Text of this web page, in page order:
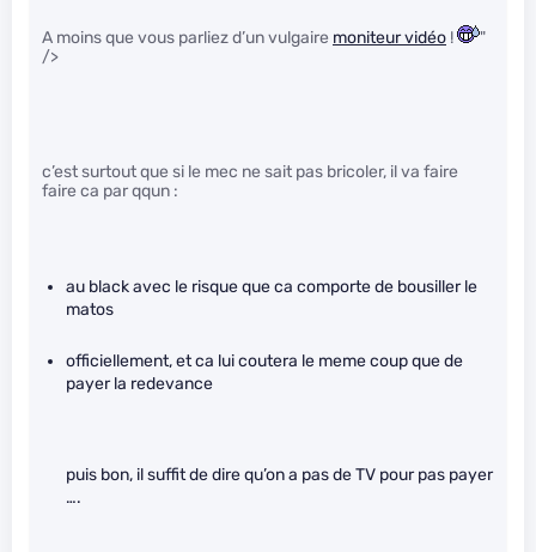
A moins que vous parliez d’un vulgaire moniteur vidéo !
"
/>
c’est surtout que si le mec ne sait pas bricoler, il va faire
faire ca par qqun :
au black avec le risque que ca comporte de bousiller le
matos
officiellement, et ca lui coutera le meme coup que de
payer la redevance
puis bon, il suffit de dire qu’on a pas de TV pour pas payer
….